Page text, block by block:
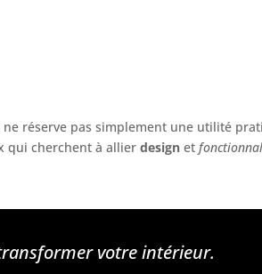
réserve pas simplement une utilité
qui cherchent à allierdesign et
votre intérieur.